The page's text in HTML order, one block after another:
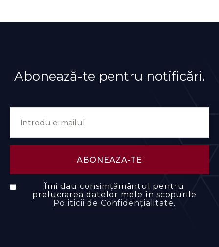
Abonează-te pentru notificări.
Îmi dau consimțământul pentru
prelucrarea datelor mele în scopurile
Politicii de Confidențialitate.